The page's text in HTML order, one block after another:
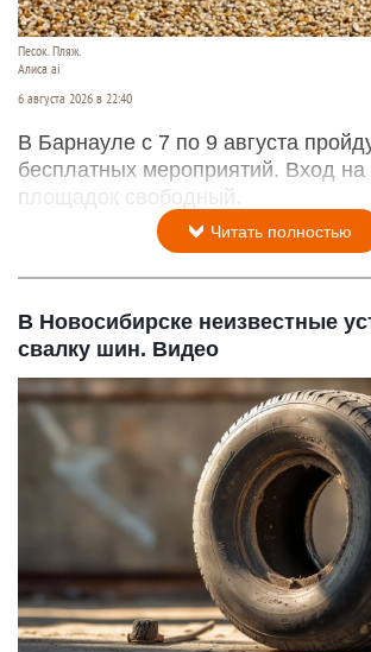
Песок. Пляж.
Алиса ai
6 августа 2026 в 22:40
В Барнауле с 7 по 9 августа
бесплатных мероприятий. Вход
площадок свободный.
Читать полностью
В Новосибирске неизвестные
свалку шин. Видео